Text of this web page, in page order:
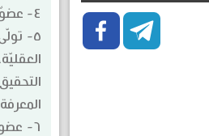
 
٤- عضوٌ مؤسّسٌ في أكاديميّة الحكمة العقليّة.
٥-
٦-